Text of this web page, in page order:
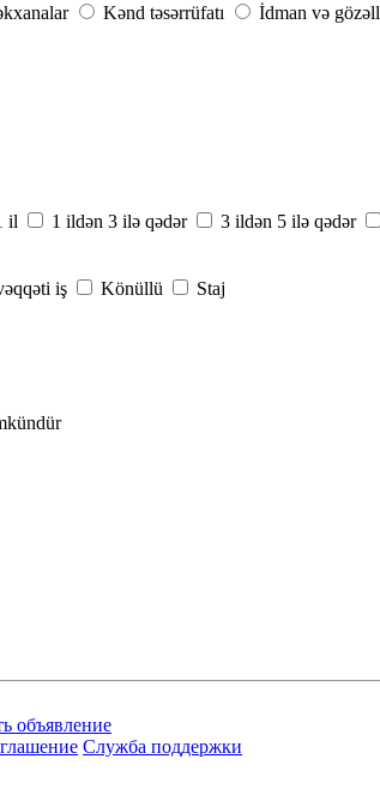
Kənd təsərrüfatı İdman və
il 1 ildən 3 ilə qədər 3 ildən 5 ilə qədər
iş Könüllü
Staj
объявление
Служба поддержки